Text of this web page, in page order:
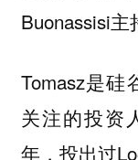
Buonassisi主
Tomasz是
关注的投资
年，投出过